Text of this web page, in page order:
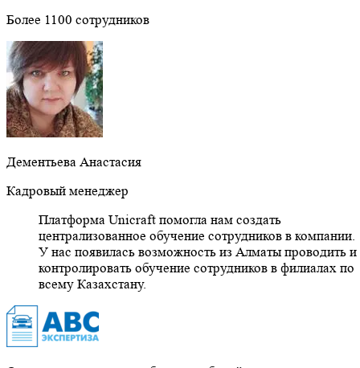
Более 1100 сотрудников
Дементьева Анастасия
Кадровый менеджер
Платформа Unicraft помогла нам создать
централизованное обучение сотрудников в компании.
У нас появилась возможность из Алматы проводить и
контролировать обучение сотрудников в филиалах по
всему Казахстану.